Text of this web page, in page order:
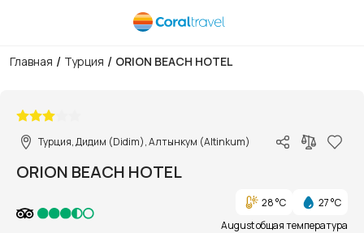
Главная / Турция / ORION BEACH HOTEL
Турция, Дидим (Didim), Алтынкум (Altinkum)
ORION BEACH HOTEL
28 °C
27 °C
August общая температура